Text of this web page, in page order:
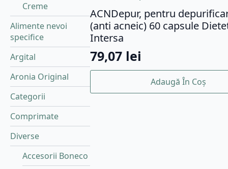
Creme
Alimente nevoi
specifice
Argital
Aronia Original
Categorii
Comprimate
Diverse
Accesorii Boneco
ACNDepur, pentru
(anti acneic) 60 capsule
Intersa
79,07 lei
Adaugă În Coș